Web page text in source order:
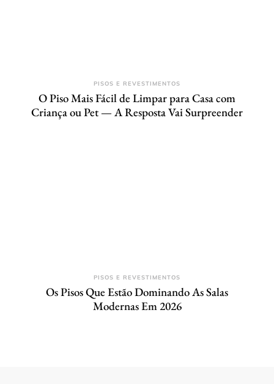
PISOS E REVESTIMENTOS
O Piso Mais Fácil de Limpar para Casa com
Criança ou Pet — A Resposta Vai Surpreender
PISOS E REVESTIMENTOS
Os Pisos Que Estão Dominando As Salas
Modernas Em 2026